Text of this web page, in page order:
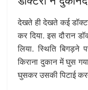
देखते ही देखते कई
कर दिया. इस दौरान
लिया. स्थिति बिगड़ने
किराना दुकान में घुस
घुसकर उसकी पिटाई